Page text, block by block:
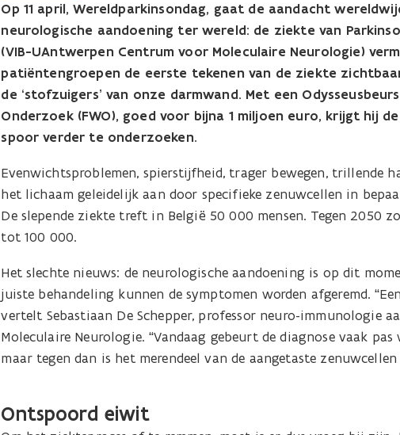
Op 11 april, Wereldparkinsondag, gaat de aandacht
neurologische aandoening ter wereld: de ziekte van
(VIB-UAntwerpen Centrum voor Moleculaire Neurologie)
patiëntengroepen de eerste tekenen van de ziekte
de ‘stofzuigers’ van onze darmwand. Met een
Onderzoek (FWO), goed voor bijna 1 miljoen euro, krijgt hij
spoor verder te onderzoeken.
Evenwichtsproblemen, spierstijfheid, trager bewegen, trillende
het lichaam geleidelijk aan door specifieke zenuwcellen in
De slepende ziekte treft in België 50 000 mensen. Tegen 2050
tot 100 000.
Het slechte nieuws: de neurologische aandoening is op dit
juiste behandeling kunnen de symptomen worden afgeremd.
vertelt Sebastiaan De Schepper, professor neuro-immunologie
Moleculaire Neurologie. “Vandaag gebeurt de diagnose vaak
maar tegen dan is het merendeel van de aangetaste
Ontspoord eiwit